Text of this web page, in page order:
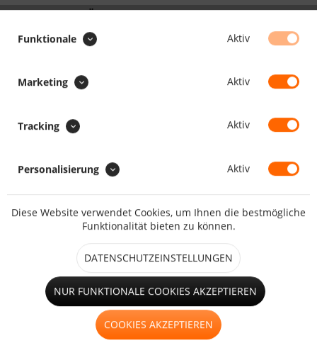
SONDERAUSFÜHRUNG :
Aufrollriemen zum Aufrollen
Hohlsaum
Tür mit 2xReißverschluss und
BEMERKUNG (GRÖSSE/POSITION) :
Beschreiben Sie uns die gewünschte Größe und Position des
Funktionale Aktiv
Marketing Aktiv
Tracking Aktiv
Personalisierung Aktiv
Diese Website verwendet Cookies, um Ihnen die bestmögliche
Funktionalität bieten zu können.
DATENSCHUTZEINSTELLUNGEN
NUR FUNKTIONALE COOKIES AKZEPTIEREN
COOKIES AKZEPTIEREN